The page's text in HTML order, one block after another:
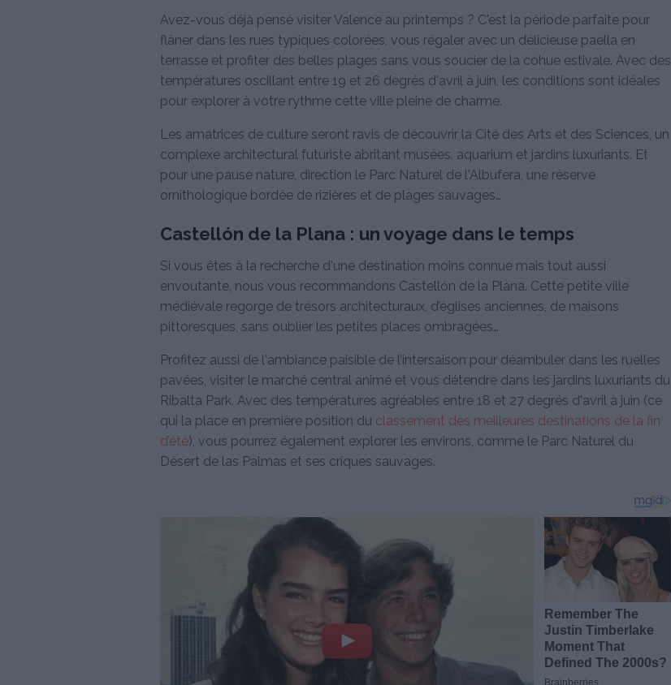
Avez-vous déjà pensé visiter Valence au printemps ? C'est la période parfaite pour
flâner dans les rues typiques colorées, vous régaler avec un délicieuse paella en
terrasse et profiter des belles plages sans vous soucier de la cohue estivale. Avec des
températures oscillant entre 19 et 26 degrés d'avril à juin, les conditions sont idéales
pour explorer à votre rythme cette ville pleine de charme.
Les amatrices de culture seront ravis de découvrir la Cité des Arts et des Sciences, un
complexe architectural futuriste abritant musées, aquarium et jardins luxuriants. Et
pour une pause nature, direction le Parc Naturel de l'Albufera, une réserve
ornithologique bordée de rizières et de plages sauvages…
Castellón de la Plana : un voyage dans le temps
Si vous êtes à la recherche d'une destination moins connue mais tout aussi
envoutante, nous vous recommandons Castellón de la Plana. Cette petite ville
médiévale regorge de trésors architecturaux, d’églises anciennes, de maisons
pittoresques, sans oublier les petites places ombragées…
Profitez aussi de l'ambiance paisible de l’intersaison pour déambuler dans les ruelles
pavées, visiter le marché central animé et vous détendre dans les jardins luxuriants du
Ribalta Park. Avec des températures agréables entre 18 et 27 degrés d'avril à juin (ce
qui la place en première position du classement des meilleures destinations de la fin
d’été), vous pourrez également explorer les environs, comme le Parc Naturel du
Désert de las Palmas et ses criques sauvages.